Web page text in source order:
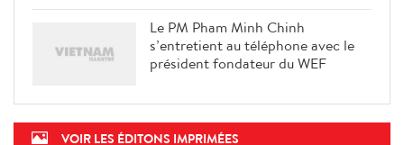
Le PM Pham Minh Chinh
s’entretient au téléphone avec le
président fondateur du WEF
VOIR LES ÉDITONS IMPRIMÉES